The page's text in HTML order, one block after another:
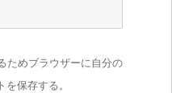
ためブラウザーに自分の
保存する。